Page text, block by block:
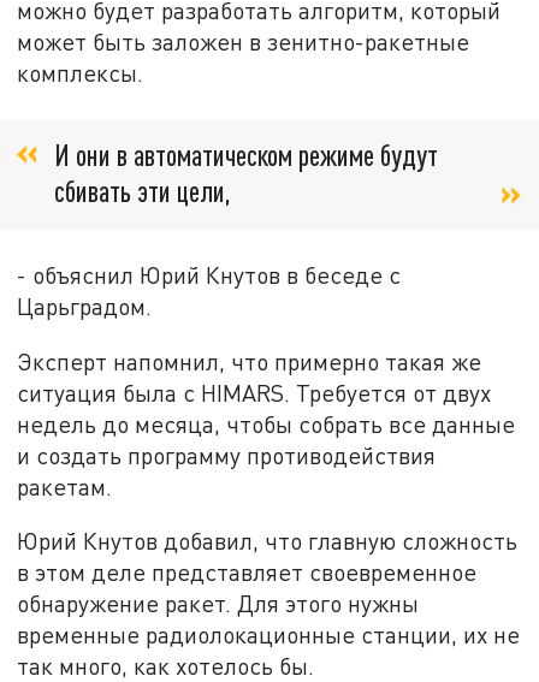
можно будет разработать алгоритм, который
может быть заложен в зенитно-ракетные
комплексы.
И они в автоматическом режиме будут
сбивать эти цели,
- объяснил Юрий Кнутов в беседе с
Царьградом.
Эксперт напомнил, что примерно такая же
ситуация была с HIMARS. Требуется от двух
недель до месяца, чтобы собрать все данные
и создать программу противодействия
ракетам.
Юрий Кнутов добавил, что главную сложность
в этом деле представляет своевременное
обнаружение ракет. Для этого нужны
временные радиолокационные станции, их не
так много, как хотелось бы.